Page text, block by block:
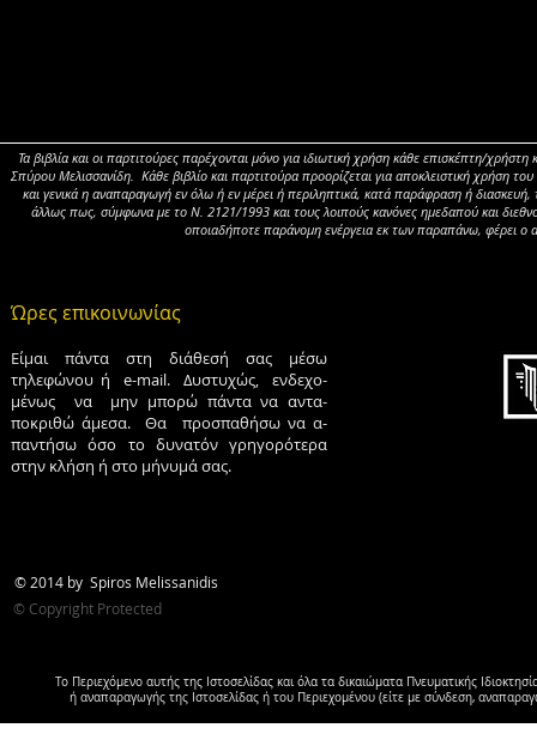
Τα βιβλία και οι παρτιτούρες παρέχονται μόνο για ιδιωτική χρήση κάθε επισκέπτη/
Σπύρου Μελισσανίδη. Κάθε βιβλίο και παρτιτούρα προορίζεται για αποκλειστική χρήση
και γενικά η αναπαραγωγή εν όλω ή εν μέρει ή περιληπτικά, κατά παράφραση ή
άλλως πως, σύμφωνα με το Ν. 2121/1993 και τους λοιπούς κανόνες ημεδαπού και
οποιαδήποτε παράνομη ενέργεια εκ των παραπάνω, φέρει ο
Ώρες επικοινωνίας
Είμαι πάντα στη διάθεσή σας μέσω
τηλεφώνου ή e-mail. Δυστυχώς, ενδεχο-
μένως να μην μπορώ πάντα να αντα-
ποκριθώ άμεσα. Θα προσπαθήσω να α-
παντήσω όσο το δυνατόν γρηγορότερα
στην κλήση ή στο μήνυμά σας.
© 2014 by Spiros Melissanidis
© Copyright Protected
Το Περιεχόμενο αυτής της Ιστοσελίδας και όλα τα δικαιώματα Πνευματικής
ή αναπαραγωγής της Ιστοσελίδας ή του Περιεχομένου (είτε με σύνδεση,